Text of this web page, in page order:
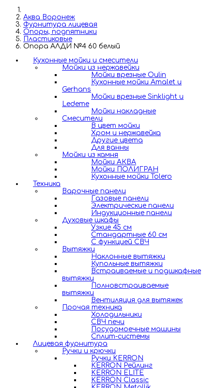
Аква Воронеж
Фурнитура лицевая
Опоры, подпятники
Пластиковые
Опора АЛДИ №4 60 белый
Кухонные мойки и смесители
Мойки из нержавейки
Мойки врезные Oulin
Кухонные мойки Amalet и
Gerhans
Мойки врезные Sinklight и
Ledeme
Мойки накладные
Смесители
В цвет мойки
Хром и нержавейка
Другие цвета
Для ванны
Мойки из камня
Мойки АКВА
Мойки ПОЛИГРАН
Кухонные мойки Tolero
Техника
Варочные панели
Газовые панели
Электрические панели
Индукционные панели
Духовые шкафы
Узкие 45 см
Стандартные 60 см
С функцией СВЧ
Вытяжки
Наклонные вытяжки
Купольные вытяжки
Встраиваемые и подшкафные
вытяжки
Полновстраиваемые
вытяжки
Вентиляция для вытяжек
Прочая техника
Холодильники
СВЧ печи
Посудомоечные машины
Сплит-системы
Лицевая фурнитура
Ручки и крючки
Ручки KERRON
KERRON Рейлинг
KERRON ELITE
KERRON Classic